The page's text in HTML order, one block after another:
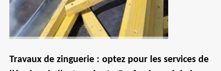
Travaux de zinguerie : optez pour les services de